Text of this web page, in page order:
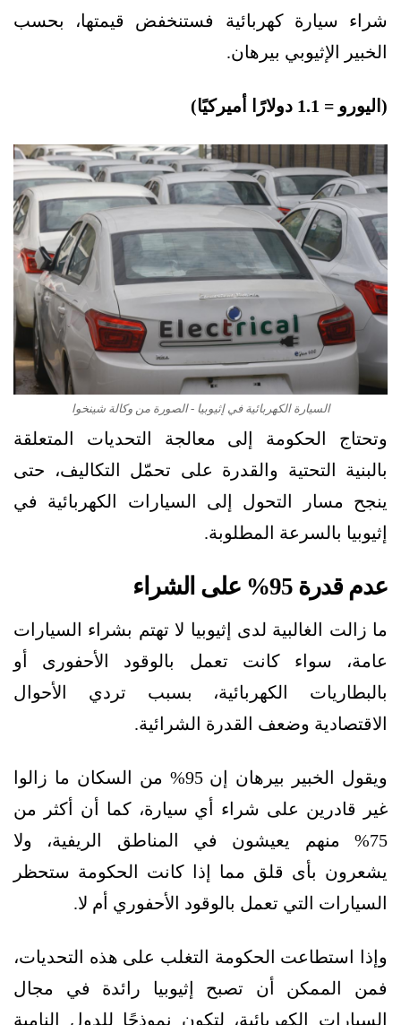
شراء سيارة كهربائية فستنخفض قيمتها، بحسب
الخبير الإثيوبي بيرهان.
(اليورو = 1.1 دولارًا أميركيًا)
السيارة الكهربائية في إثيوبيا - الصورة من وكالة شينخوا
وتحتاج الحكومة إلى معالجة التحديات المتعلقة
بالبنية التحتية والقدرة على تحمّل التكاليف، حتى
ينجح مسار التحول إلى السيارات الكهربائية في
إثيوبيا بالسرعة المطلوبة.
عدم قدرة 95% على الشراء
ما زالت الغالبية لدى إثيوبيا لا تهتم بشراء السيارات
عامة، سواء كانت تعمل بالوقود الأحفورى أو
بالبطاريات الكهربائية، بسبب تردي الأحوال
الاقتصادية وضعف القدرة الشرائية.
ويقول الخبير بيرهان إن 95% من السكان ما زالوا
غير قادرين على شراء أي سيارة، كما أن أكثر من
75% منهم يعيشون في المناطق الريفية، ولا
يشعرون بأى قلق مما إذا كانت الحكومة ستحظر
السيارات التي تعمل بالوقود الأحفوري أم لا.
وإذا استطاعت الحكومة التغلب على هذه التحديات،
فمن الممكن أن تصبح إثيوبيا رائدة في مجال
السيارات الكهربائية، لتكون نموذحًا للدول النامية